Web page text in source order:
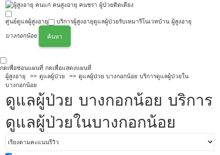
ศูนย์ดูแลผู้สูงอายุ บริการผู้สูงอายุดูแลผู้ป่วยรับเหมารีโนเวทบ้าน ผู้สูงอายุ
บางกอกน้อย
ค้นหา
กดเพื่อซ่อนแผนที่ กดเพื่อแสดงแผนที่
ผู้สูงอายุ
ดูแลผู้ป่วย
ดูแลผู้ป่วย บางกอกน้อย บริการดูแลผู้ป่วยใน
บางกอกน้อย
ดูแลผู้ป่วย บางกอกน้อย บริการ
ดูแลผู้ป่วยในบางกอกน้อย